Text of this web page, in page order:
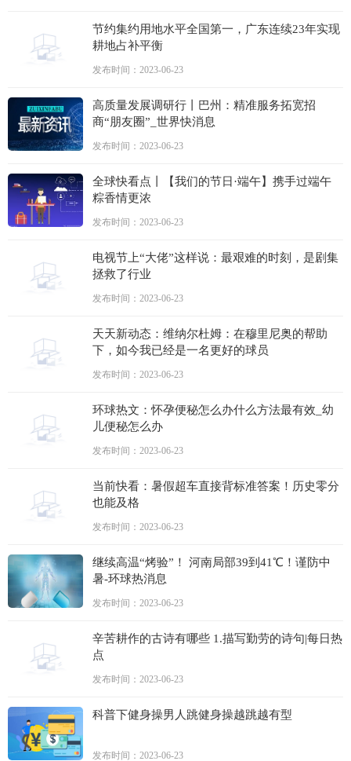
节约集约用地水平全国第一，广东连续23年实现
耕地占补平衡
发布时间：2023-06-23
高质量发展调研行丨巴州：精准服务拓宽招
商“朋友圈”_世界快消息
发布时间：2023-06-23
全球快看点丨【我们的节日·端午】携手过端午
粽香情更浓
发布时间：2023-06-23
电视节上“大佬”这样说：最艰难的时刻，是剧集
拯救了行业
发布时间：2023-06-23
天天新动态：维纳尔杜姆：在穆里尼奥的帮助
下，如今我已经是一名更好的球员
发布时间：2023-06-23
环球热文：怀孕便秘怎么办什么方法最有效_幼
儿便秘怎么办
发布时间：2023-06-23
当前快看：暑假超车直接背标准答案！历史零分
也能及格
发布时间：2023-06-23
继续高温“烤验”！ 河南局部39到41℃！谨防中
暑-环球热消息
发布时间：2023-06-23
辛苦耕作的古诗有哪些 1.描写勤劳的诗句|每日热
点
发布时间：2023-06-23
科普下健身操男人跳健身操越跳越有型
发布时间：2023-06-23